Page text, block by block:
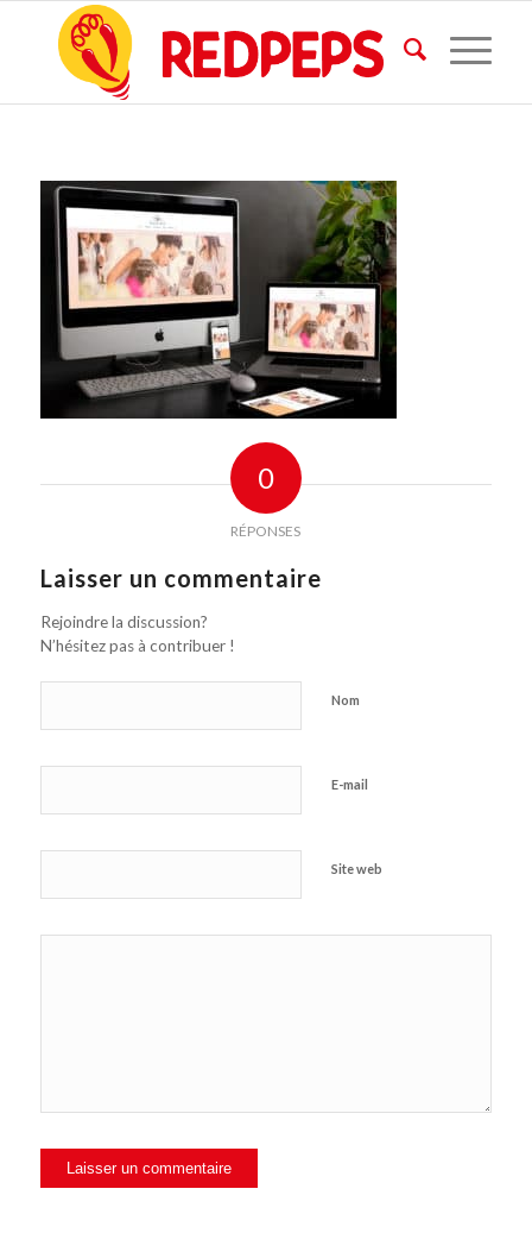
0
RÉPONSES
Laisser un commentaire
Rejoindre la discussion?
N’hésitez pas à contribuer !
Nom
E-mail
Site web